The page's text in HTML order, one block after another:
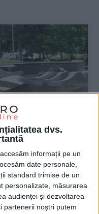
dvs.
informații pe un
date personale,
standard trimise de un
personalizate, măsurarea
audienței și dezvoltarea
partenerii noștri putem
pietrele